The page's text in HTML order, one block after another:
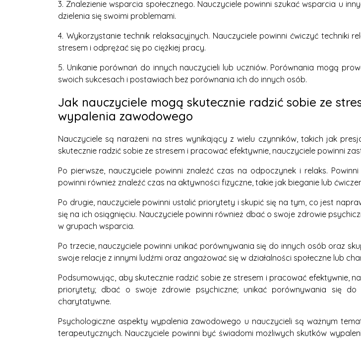
3. Znalezienie wsparcia społecznego. Nauczyciele powinni szukać wsparcia u
dzielenia się swoimi problemami.
4. Wykorzystanie technik relaksacyjnych. Nauczyciele powinni ćwiczyć
stresem i odprężać się po ciężkiej pracy.
5. Unikanie porównań do innych nauczycieli lub uczniów. Porównania mogą
swoich sukcesach i postawiach bez porównania ich do innych osób.
Jak nauczyciele mogą skutecznie radzić sobie ze
wypalenia zawodowego
Nauczyciele są narażeni na stres wynikający z wielu czynników, takich jak
skutecznie radzić sobie ze stresem i pracować efektywnie, nauczyciele powinni
Po pierwsze, nauczyciele powinni znaleźć czas na odpoczynek i relaks.
powinni również znaleźć czas na aktywności fizyczne, takie jak bieganie lub
Po drugie, nauczyciele powinni ustalić priorytety i skupić się na tym, co jest
się na ich osiągnięciu. Nauczyciele powinni również dbać o swoje zdrowie
w grupach wsparcia.
Po trzecie, nauczyciele powinni unikać porównywania się do innych osób oraz
swoje relacje z innymi ludźmi oraz angażować się w działalności społeczne lub
Podsumowując, aby skutecznie radzić sobie ze stresem i pracować efektywnie,
priorytety; dbać o swoje zdrowie psychiczne; unikać porównywania się
charytatywne.
Psychologiczne aspekty wypalenia zawodowego u nauczycieli są ważnym
terapeutycznych. Nauczyciele powinni być świadomi możliwych skutków